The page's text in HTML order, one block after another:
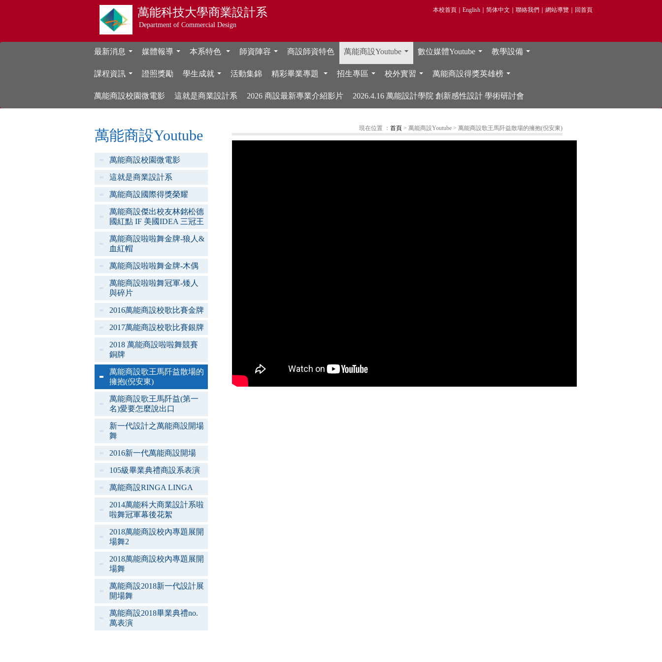
萬能科技大學商業設計系
Department of Commercial Design
本校首頁 ｜English ｜简体中文 ｜聯絡我們 ｜網站導覽 回首頁
最新消息 媒體報導 本系特色 師資陣容 商設師資特色 萬能商設Youtube 數位媒體Youtube 教學設備
課程資訊
證照獎勵 學生成就 活動集錦 精彩畢業專題 招生專區 校外實習 萬能商設得獎英雄榜
萬能商設校園微電影
這就是商業設計系 2026 商設最新專業介紹影片 2026.4.16 萬能設計學院 創新感性設計 學術研討會
萬能商設Youtube
萬能商設校園微電影
這就是商業設計系
萬能商設國際得獎榮耀
萬能商設傑出校友林銘松德
國紅點 IF 美國IDEA 三冠王
萬能商設啦啦舞金牌-狼人&
血紅帽
萬能商設啦啦舞金牌-木偶
萬能商設啦啦舞冠軍-矮人
與碎片
2016萬能商設校歌比賽金牌
2017萬能商設校歌比賽銀牌
2018 萬能商設啦啦舞競賽
銅牌
萬能商設歌王馬阡益散場的
擁抱(倪安東)
萬能商設歌王馬阡益(第一
名)愛要怎麼說出口
新一代設計之萬能商設開場
舞
2016新一代萬能商設開場
105級畢業典禮商設系表演
萬能商設RINGA LINGA
2014萬能科大商業設計系啦
啦舞冠軍幕後花絮
2018萬能商設校內專題展開
場舞2
2018萬能商設校內專題展開
場舞
萬能商設2018新一代設計展
開場舞
萬能商設2018畢業典禮no.
萬表演
現在位置 ： 首頁 > 萬能商設Youtube > 萬能商設歌王馬阡益散場的擁抱(倪安東)